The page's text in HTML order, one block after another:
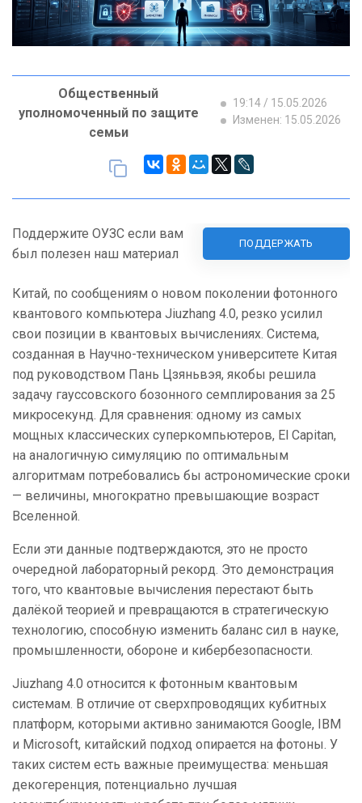
Общественный
уполномоченный по защите
семьи
19:14 / 15.05.2026
Изменен: 15.05.2026
Поддержите ОУЗС если вам
был полезен наш материал
ПОДДЕРЖАТЬ
Китай, по сообщениям о новом поколении фотонного
квантового компьютера Jiuzhang 4.0, резко усилил
свои позиции в квантовых вычислениях. Система,
созданная в Научно-техническом университете Китая
под руководством Пань Цзяньвэя, якобы решила
задачу гауссовского бозонного семплирования за 25
микросекунд. Для сравнения: одному из самых
мощных классических суперкомпьютеров, El Capitan,
на аналогичную симуляцию по оптимальным
алгоритмам потребовались бы астрономические сроки
— величины, многократно превышающие возраст
Вселенной.
Если эти данные подтверждаются, это не просто
очередной лабораторный рекорд. Это демонстрация
того, что квантовые вычисления перестают быть
далёкой теорией и превращаются в стратегическую
технологию, способную изменить баланс сил в науке,
промышленности, обороне и кибербезопасности.
Jiuzhang 4.0 относится к фотонным квантовым
системам. В отличие от сверхпроводящих кубитных
платформ, которыми активно занимаются Google, IBM
и Microsoft, китайский подход опирается на фотоны. У
таких систем есть важные преимущества: меньшая
декогеренция, потенциально лучшая